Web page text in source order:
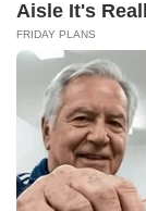
любви, я
идеальный